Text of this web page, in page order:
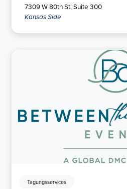
7309 W 80th St, Suite 300
Kansas Side
Tagungsservices